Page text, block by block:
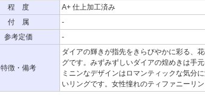
程 度
A+ 仕上加工済み
付 属
-
参考定価
-
特徴・備考
ダイアの輝きが指先をきらびやかに彩る、
グです。みずみずしいダイアの煌めきは手
ミニンなデザインはロマンティックな気分
いリングです。女性憧れのティファニーリ